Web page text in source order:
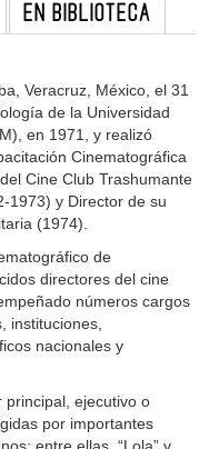
EN BIBLIOTECA
Veracruz, México, el 31
de la Universidad
en 1971, y realizó
Cinematográfica
Cine Club Trashumante
1973) y Director de su
(1974).
de
directores del cine
números cargos
instituciones,
nacionales y
principal, ejecutivo o
por importantes